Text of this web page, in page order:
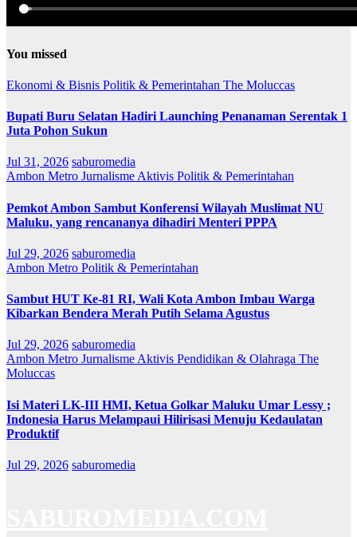
You missed
Ekonomi & Bisnis Politik & Pemerintahan The Moluccas
Bupati Buru Selatan Hadiri Launching Penanaman Serentak 1
Juta Pohon Sukun
Jul 31, 2026 saburomedia
Ambon Metro Jurnalisme Aktivis Politik & Pemerintahan
Pemkot Ambon Sambut Konferensi Wilayah Muslimat NU
Maluku, yang rencananya dihadiri Menteri PPPA
Jul 29, 2026 saburomedia
Ambon Metro Politik & Pemerintahan
Sambut HUT Ke-81 RI, Wali Kota Ambon Imbau Warga
Kibarkan Bendera Merah Putih Selama Agustus
Jul 29, 2026 saburomedia
Ambon Metro Jurnalisme Aktivis Pendidikan & Olahraga The
Moluccas
Isi Materi LK-III HMI, Ketua Golkar Maluku Umar Lessy ;
Indonesia Harus Melampaui Hilirisasi Menuju Kedaulatan
Produktif
Jul 29, 2026 saburomedia